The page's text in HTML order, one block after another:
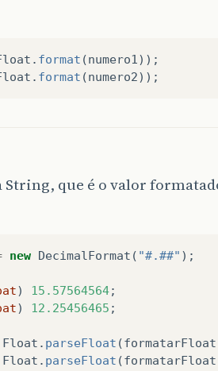
. format (numero1 ));
. format (numero2));
que é o valor
new DecimalFormat ( "#.##" );
) 15.57564564;
) 12.25456465 ;
Float . parseFloat (formatarFloat
Float . parseFloat (formatarFloat